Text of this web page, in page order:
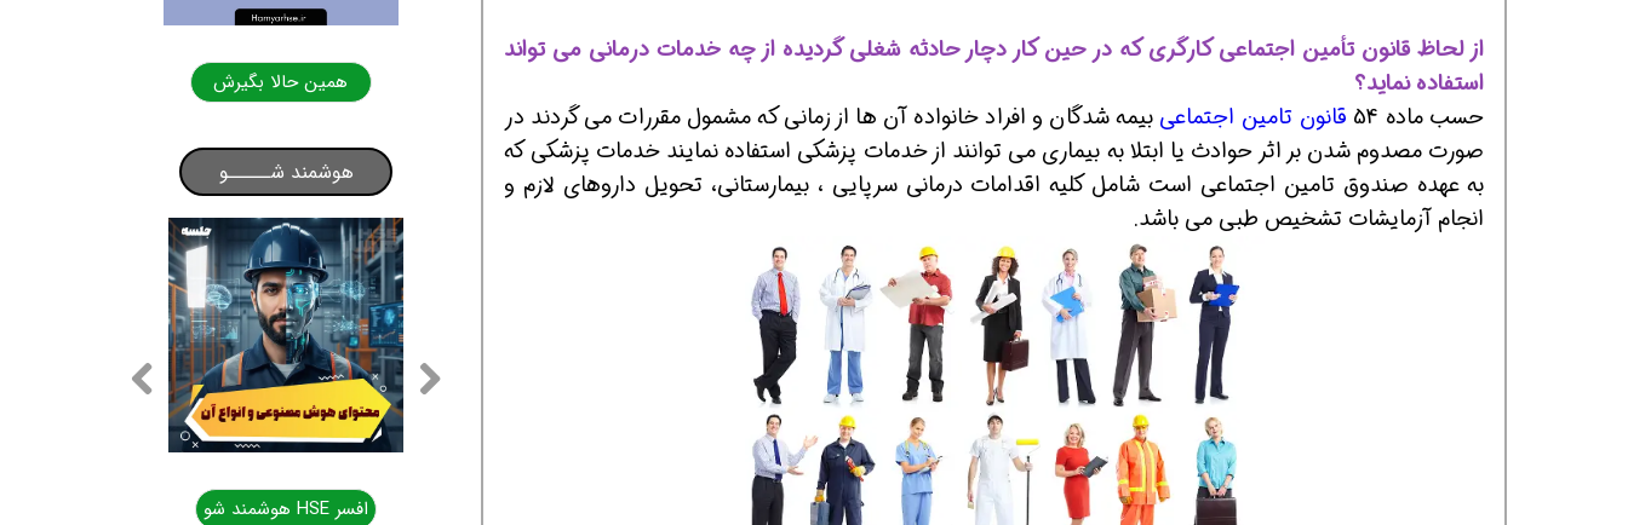
از لحاظ قانون تأمین اجتماعی کارگری که در حین کار دچار حادثه شغلی گردیده از چه خدمات درمانی می تواند
استفاده نماید؟
حسب ماده 54
قانون تامین اجتماعی بیمه شدگان و افراد خانواده آن ها از زمانی که مشمول مقررات می گردند در
صورت مصدوم شدن بر اثر حوادث یا ابتلا به بیماری می توانند از خدمات پزشکی استفاده نمایند خدمات پزشکی که
به عهده صندوق تامین اجتماعی است شامل کلیه اقدامات درمانی سرپایی ، بیمارستانی، تحویل داروهای لازم و
انجام آزمایشات تشخیص طبی می باشد.
همین حالا بگیرش همین حالا بگیرش
هوشمند شـــــو
افسر HSE هوشمند شو افسر HSE هوشمند شو افسر HSE هوشمند شو